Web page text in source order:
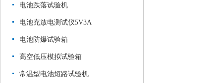
电池跌落试验机
电池充放电测试仪5V3A
电池防爆试验箱
高空低压模拟试验箱
常温型电池短路试验机